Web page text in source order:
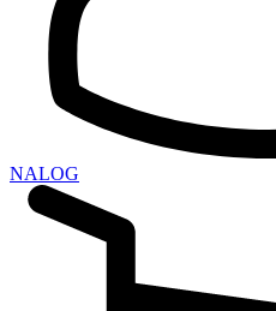
NALOG